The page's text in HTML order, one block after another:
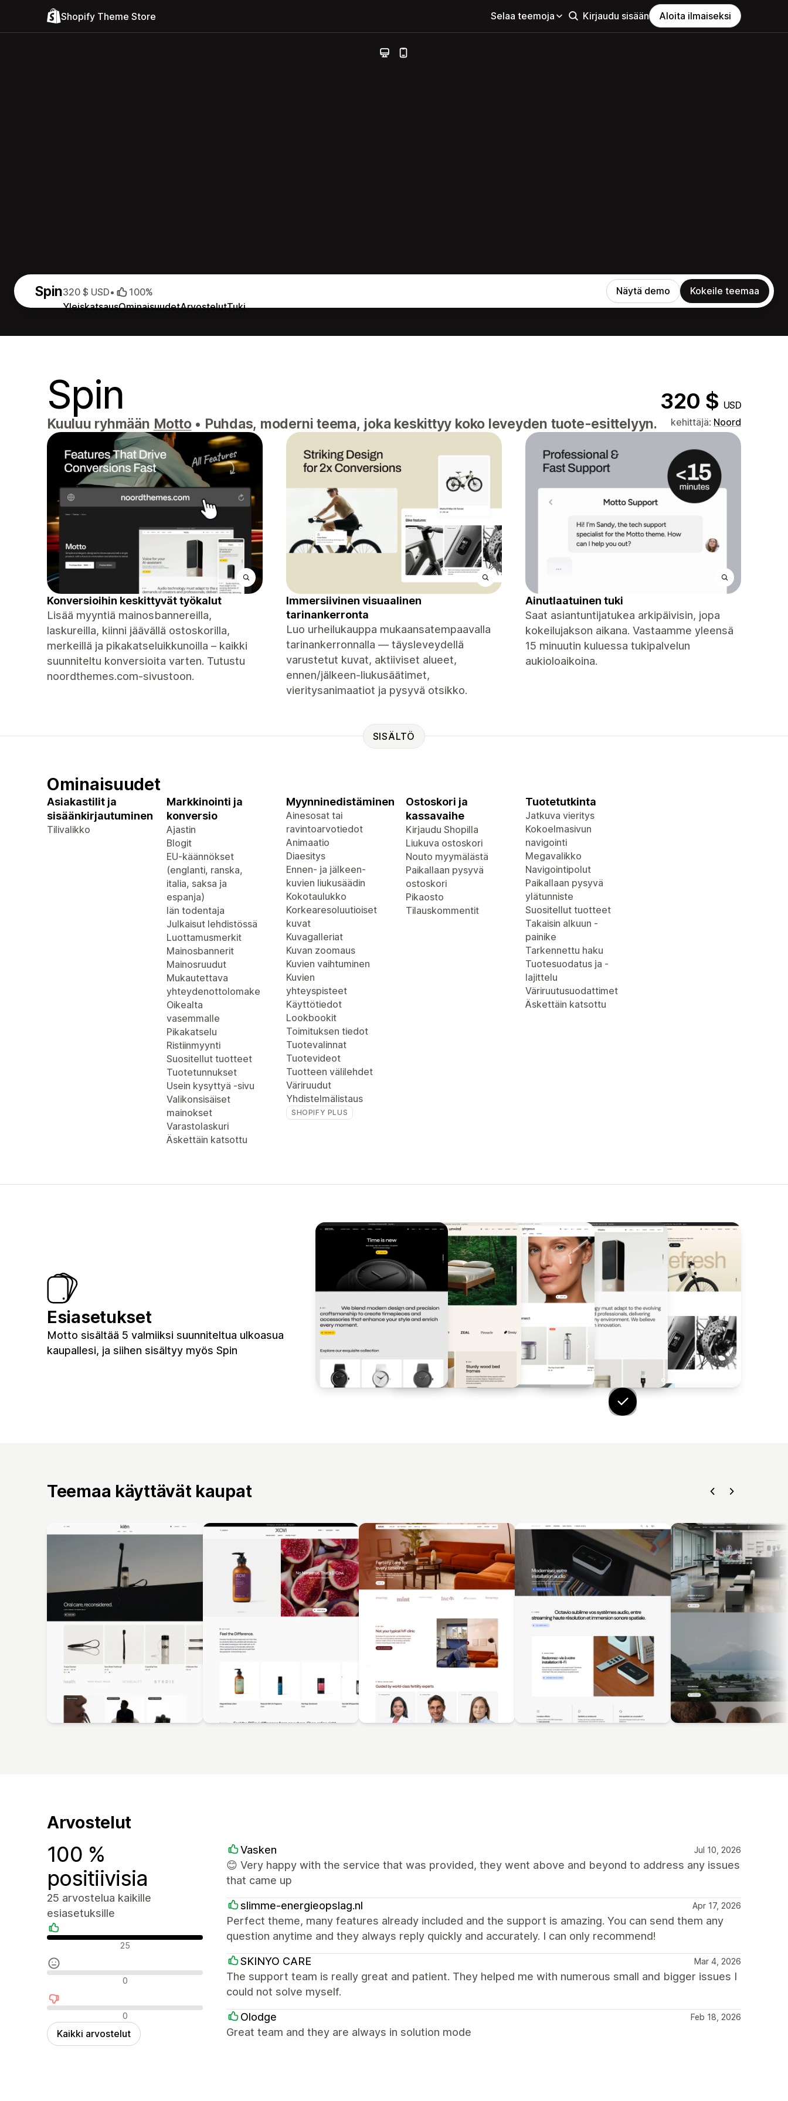
Shopify Theme Store Selaa teemoja Kirjaudu sisään Aloita ilmaiseksi
Spin
YleiskatsausOminaisuudetArvostelutTuki
320 $ USD• 100% Näytä demo Kokeile teemaa
Spin 320 $ USD
Kuuluu ryhmään Motto • Puhdas, moderni teema, joka keskittyy koko leveyden tuote-esittelyyn. kehittäjä: Noord
Konversioihin keskittyvät työkalut
Lisää myyntiä mainosbannereilla,
laskureilla, kiinni jäävällä ostoskorilla,
merkeillä ja pikakatseluikkunoilla – kaikki
suunniteltu konversioita varten. Tutustu
noordthemes.com-sivustoon.
Immersiivinen visuaalinen
tarinankerronta
Luo urheilukauppa mukaansatempaavalla
tarinankerronnalla — täysleveydellä
varustetut kuvat, aktiiviset alueet,
ennen/jälkeen-liukusäätimet,
vieritysanimaatiot ja pysyvä otsikko.
Ainutlaatuinen tuki
Saat asiantuntijatukea arkipäivisin, jopa
kokeilujakson aikana. Vastaamme yleensä
15 minuutin kuluessa tukipalvelun
aukioloaikoina.
SISÄLTÖ
Ominaisuudet
Asiakastilit ja
sisäänkirjautuminen
Tilivalikko
Markkinointi ja
konversio
Ajastin
Blogit
EU-käännökset
(englanti, ranska,
italia, saksa ja
espanja)
Iän todentaja
Julkaisut lehdistössä
Luottamusmerkit
Mainosbannerit
Mainosruudut
Mukautettava
yhteydenottolomake
Oikealta
vasemmalle
Pikakatselu
Ristiinmyynti
Suositellut tuotteet
Tuotetunnukset
Usein kysyttyä -sivu
Valikonsisäiset
mainokset
Varastolaskuri
Äskettäin katsottu
Myynninedistäminen
Ainesosat tai
ravintoarvotiedot
Animaatio
Diaesitys
Ennen- ja jälkeen-
kuvien liukusäädin
Kokotaulukko
Korkearesoluutioiset
kuvat
Kuvagalleriat
Kuvan zoomaus
Kuvien vaihtuminen
Kuvien
yhteyspisteet
Käyttötiedot
Lookbookit
Toimituksen tiedot
Tuotevalinnat
Tuotevideot
Tuotteen välilehdet
Väriruudut
Yhdistelmälistaus
SHOPIFY PLUS
Ostoskori ja
kassavaihe
Kirjaudu Shopilla
Liukuva ostoskori
Nouto myymälästä
Paikallaan pysyvä
ostoskori
Pikaosto
Tilauskommentit
Tuotetutkinta
Jatkuva vieritys
Kokoelmasivun
navigointi
Megavalikko
Navigointipolut
Paikallaan pysyvä
ylätunniste
Suositellut tuotteet
Takaisin alkuun -
painike
Tarkennettu haku
Tuotesuodatus ja -
lajittelu
Väriruutusuodattimet
Äskettäin katsottu
Esiasetukset
Motto sisältää 5 valmiiksi suunniteltua ulkoasua
kaupallesi, ja siihen sisältyy myös Spin
Teemaa käyttävät kaupat
Arvostelut
100 %
positiivisia
25 arvostelua kaikille
esiasetuksille
Positiiviset arvostelut
25
Neutraalit arvostelut
0
Negatiiviset arvostelut
0
Kaikki arvostelut
Vasken Jul 10, 2026
😊 Very happy with the service that was provided, they went above and beyond to address any issues
that came up
slimme-energieopslag.nl Apr 17, 2026
Perfect theme, many features already included and the support is amazing. You can send them any
question anytime and they always reply quickly and accurately. I can only recommend!
SKINYO CARE Mar 4, 2026
The support team is really great and patient. They helped me with numerous small and bigger issues I
could not solve myself.
Olodge Feb 18, 2026
Great team and they are always in solution mode